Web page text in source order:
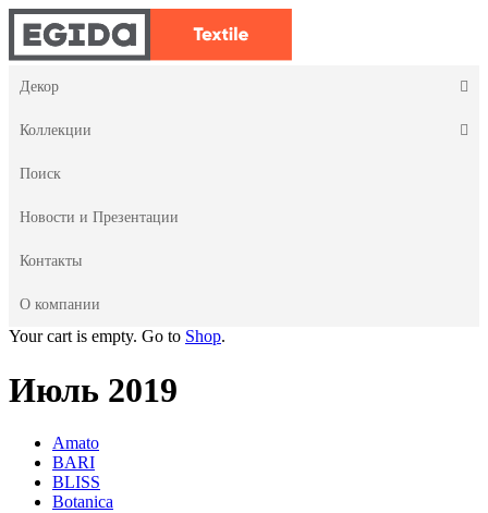
Декор
Коллекции
Поиск
Новости и Презентации
Контакты
О компании
Your cart is empty. Go to Shop.
Июль 2019
Amato
BARI
BLISS
Botanica